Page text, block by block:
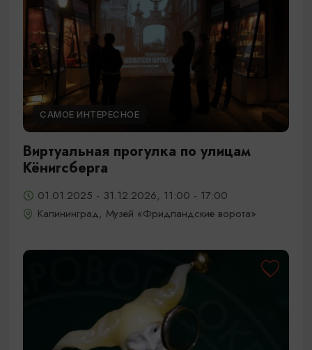
САМОЕ ИНТЕРЕСНОЕ
Виртуальная прогулка по улицам
Кёнигсберга
01.01.2025 - 31.12.2026, 11:00 - 17:00
Калининград, Музей «Фридландские ворота»